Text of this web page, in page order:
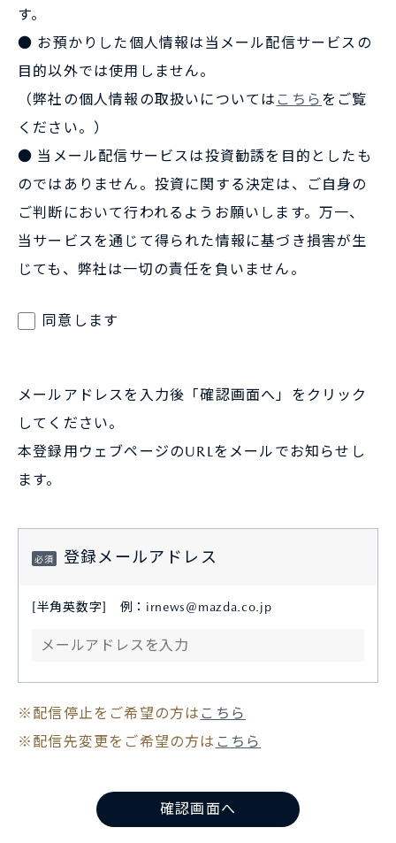
す。
● お預かりした個人情報は当メール配信サービスの
目的以外では使用しません。
（弊社の個人情報の取扱いについては こちら をご覧
ください。）
● 当メール配信サービスは投資勧誘を目的としたも
のではありません。投資に関する決定は、ご自身の
ご判断において行われるようお願いします。万一、
当サービスを通じて得られた情報に基づき損害が生
じても、弊社は一切の責任を負いません。
同意します
メールアドレスを入力後「確認画面へ」をクリック
してください。
本登録用ウェブページのURLをメールでお知らせし
ます。
登録メールアドレス
[半角英数字] 例：irnews@mazda.co.jp
※配信停止をご希望の方は こちら
※配信先変更をご希望の方は こちら
確認画面へ